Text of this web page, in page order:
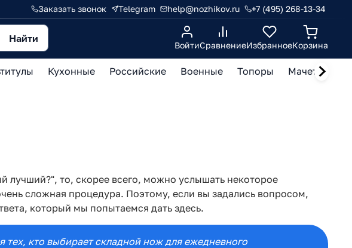
Заказать звонок Telegram help@nozhikov.ru +7 (495) 268-13-34
Найти
ВойтиСравнениеИзбранноеКорзина
Кухонные Российские Военные Топоры Мачете,
лучший?", то, скорее всего, можно услышать некоторое
сложная процедура. Поэтому, если вы задались вопросом,
который мы попытаемся дать здесь.
тех, кто выбирает складной нож для ежедневного